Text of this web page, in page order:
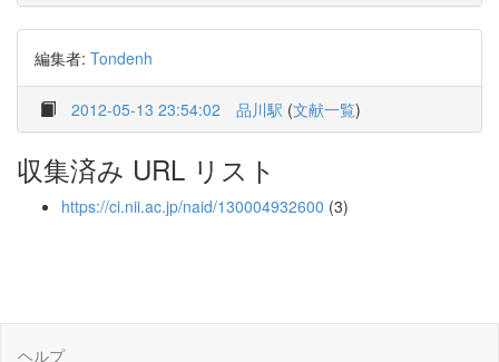
編集者: Tondenh
2012-05-13 23:54:02 品川駅 (文献一覧)
収集済み URL リスト
https://ci.nii.ac.jp/naid/130004932600 (3)
ヘルプ